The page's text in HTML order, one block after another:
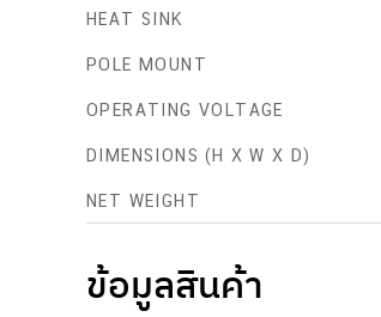
HEAT SINK
POLE MOUNT
OPERATING VOLTAGE
DIMENSIONS (H X W X D)
NET WEIGHT
ข้อมูลสินค้า